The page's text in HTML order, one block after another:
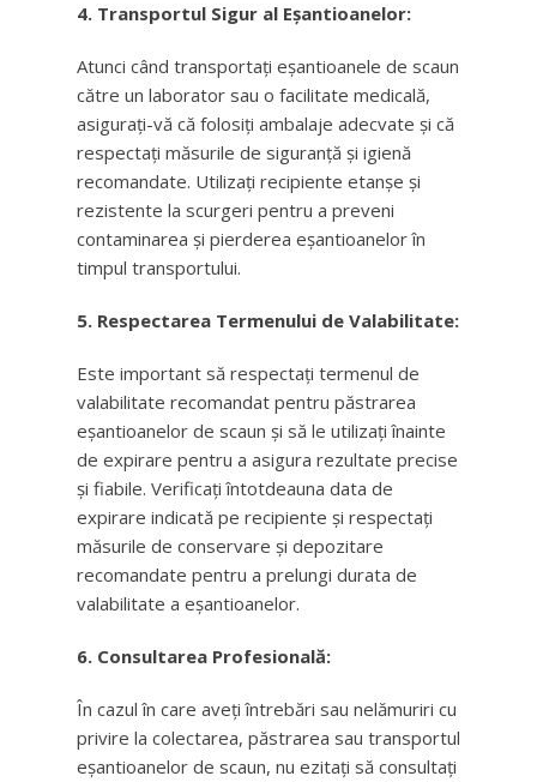
4. Transportul Sigur al Eșantioanelor:
Atunci când transportați eșantioanele de scaun
către un laborator sau o facilitate medicală,
asigurați-vă că folosiți ambalaje adecvate și că
respectați măsurile de siguranță și igienă
recomandate. Utilizați recipiente etanșe și
rezistente la scurgeri pentru a preveni
contaminarea și pierderea eșantioanelor în
timpul transportului.
5. Respectarea Termenului de Valabilitate:
Este important să respectați termenul de
valabilitate recomandat pentru păstrarea
eșantioanelor de scaun și să le utilizați înainte
de expirare pentru a asigura rezultate precise
și fiabile. Verificați întotdeauna data de
expirare indicată pe recipiente și respectați
măsurile de conservare și depozitare
recomandate pentru a prelungi durata de
valabilitate a eșantioanelor.
6. Consultarea Profesională:
În cazul în care aveți întrebări sau nelămuriri cu
privire la colectarea, păstrarea sau transportul
eșantioanelor de scaun, nu ezitați să consultați